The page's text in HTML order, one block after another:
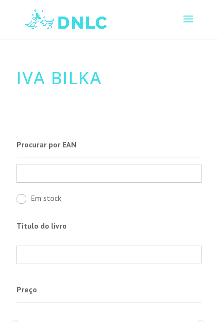
IVA BILKA
Procurar por EAN
Em stock
Título do livro
Preço